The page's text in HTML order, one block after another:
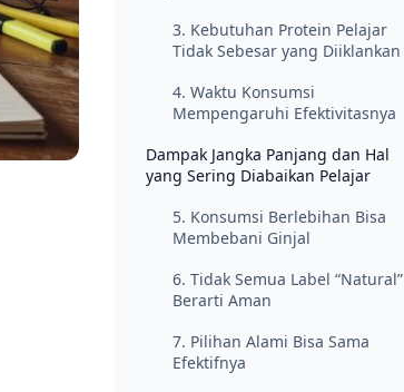
3. Kebutuhan Protein Pelajar
Tidak Sebesar yang Diiklankan
4. Waktu Konsumsi
Mempengaruhi Efektivitasnya
Dampak Jangka Panjang dan Hal
yang Sering Diabaikan Pelajar
5. Konsumsi Berlebihan Bisa
Membebani Ginjal
6. Tidak Semua Label “Natural”
Berarti Aman
7. Pilihan Alami Bisa Sama
Efektifnya